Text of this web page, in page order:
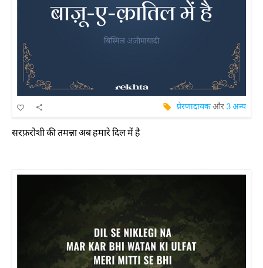
प्रेरणादायकऔर 3 अन्य
सरफ़रोशी की तमन्ना अब हमारे दिल में है